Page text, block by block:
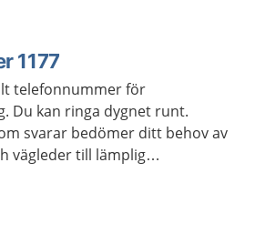
1177
telefonnummer för
Du kan ringa dygnet runt.
svarar bedömer ditt behov av
vägleder till lämplig